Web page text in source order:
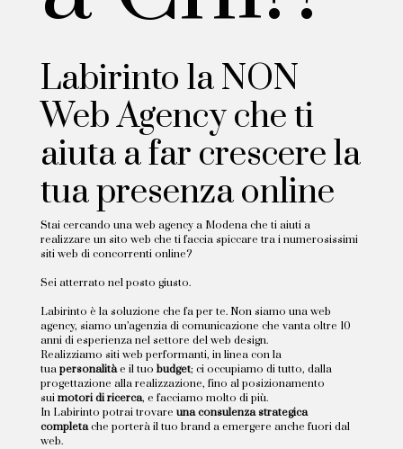
Labirinto la NON
Web Agency che ti
aiuta a far crescere la
tua presenza online
Stai cercando una web agency a Modena che ti aiuti a
realizzare un sito web che ti faccia spiccare tra i numerosissimi
siti web di concorrenti online?
Sei atterrato nel posto giusto.
Labirinto è la soluzione che fa per te. Non siamo una web
agency, siamo un’agenzia di comunicazione che vanta oltre 10
anni di esperienza nel settore del web design.
Realizziamo siti web performanti, in linea con la
tua personalitàe il tuo budget; ci occupiamo di tutto, dalla
progettazione alla realizzazione, fino al posizionamento
suimotori di ricerca, e facciamo molto di più.
In Labirinto potrai trovare una consulenza strategica
completache porterà il tuo brand a emergere anche fuori dal
web.